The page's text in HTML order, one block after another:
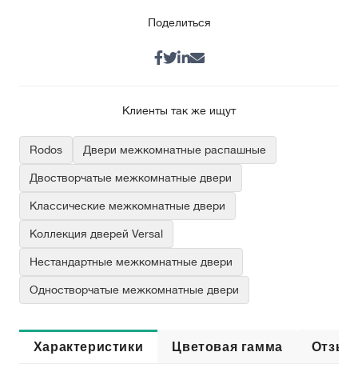
Поделиться
Клиенты так же ищут
Rodos Двери межкомнатные распашные
Двостворчатые межкомнатные двери
Классические межкомнатные двери
Коллекция дверей Versal
Нестандартные межкомнатные двери
Одностворчатые межкомнатные двери
Характеристики Цветовая гамма